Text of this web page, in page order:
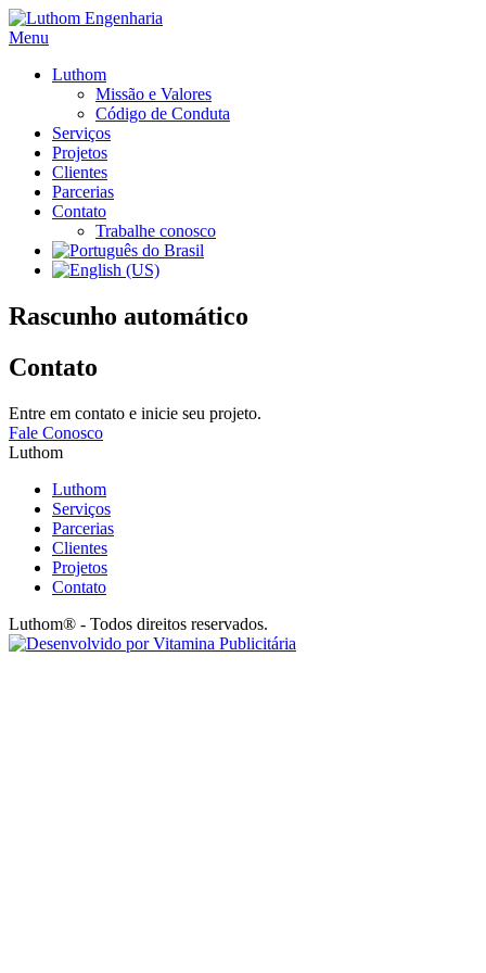
Ir
para
conteúdo
Menu
Luthom
Missão e Valores
Código de Conduta
Serviços
Projetos
Clientes
Parcerias
Contato
Trabalhe conosco
Rascunho automático
Contato
Entre em contato e inicie seu projeto.
Fale Conosco
Luthom
Luthom
Serviços
Parcerias
Clientes
Projetos
Contato
Luthom® - Todos direitos reservados.